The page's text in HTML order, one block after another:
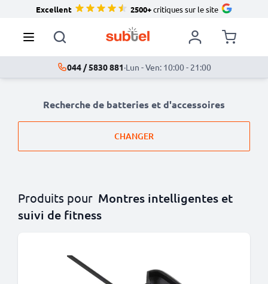
Excellent 2500+critiques sur le site
044 / 5830 881·Lun - Ven: 10:00 - 21:00
Recherche de batteries et d'accessoires
CHANGER
Produits pour Montres intelligentes et
suivi de fitness